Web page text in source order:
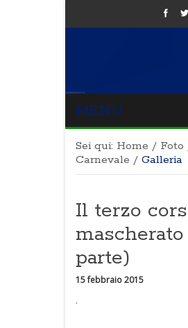
MENU
Sei qui: Home / Foto
Carnevale / Galleria
Il terzo
mascherato
parte)
15 febbraio 2015
.